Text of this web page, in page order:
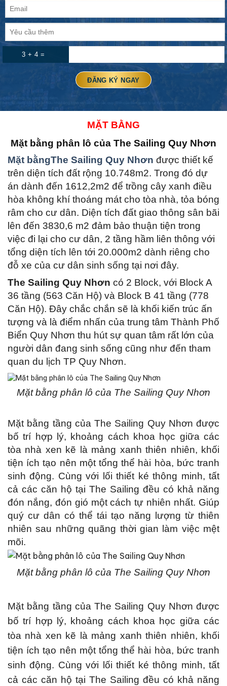
3 + 4 =
MẶT BẰNG
Mặt bằng phân lô của The Sailing Quy Nhơn
Mặt bằngThe Sailing Quy Nhơn được thiết kế
trên diện tích đất rộng 10.748m2. Trong đó dự
án dành đến 1612,2m2 để trồng cây xanh điều
hòa không khí thoáng mát cho tòa nhà, tỏa bóng
râm cho cư dân. Diện tích đất giao thông sân bãi
lên đến 3830,6 m2 đảm bảo thuận tiện trong
việc đi lại cho cư dân, 2 tầng hầm liên thông với
tổng diện tích lên tới 20.000m2 dành riêng cho
đỗ xe của cư dân sinh sống tại nơi đây.
The Sailing Quy Nhơn có 2 Block, với Block A
36 tầng (563 Căn Hộ) và Block B 41 tầng (778
Căn Hộ). Đây chắc chắn sẽ là khối kiến trúc ấn
tượng và là điểm nhấn của trung tâm Thành Phố
Biển Quy Nhơn thu hút sự quan tâm rất lớn của
người dân đang sinh sống cũng như đến tham
quan du lịch TP Quy Nhơn.
Mặt bằng phân lô của The Sailing Quy Nhơn
Mặt bằng tầng của The Sailing Quy Nhơn được
bố trí hợp lý, khoảng cách khoa học giữa các
tòa nhà xen kẽ là mảng xanh thiên nhiên, khối
tiện ích tạo nên một tổng thể hài hòa, bức tranh
sinh động. Cùng với lối thiết ké thông minh, tất
cả các căn hộ tại The Sailing đều có khả năng
đón nắng, đón gió một cách tự nhiên nhất. Giúp
quý cư dân có thể tái tạo năng lượng từ thiên
nhiên sau những quãng thời gian làm việc mệt
mõi.
Mặt bằng phân lô của The Sailing Quy Nhơn
Mặt bằng tầng của The Sailing Quy Nhơn được
bố trí hợp lý, khoảng cách khoa học giữa các
tòa nhà xen kẽ là mảng xanh thiên nhiên, khối
tiện ích tạo nên một tổng thể hài hòa, bức tranh
sinh động. Cùng với lối thiết ké thông minh, tất
cả các căn hộ tại The Sailing đều có khả năng